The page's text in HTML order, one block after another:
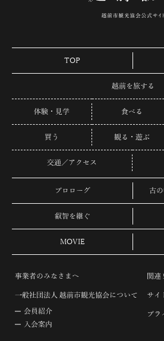
TOP
越前を旅する
体験・見学 食べる
買う 観る・遊ぶ
交通／アクセス
プロローグ 古
叡智を継ぐ
MOVIE
事業者のみなさまへ
一般社団法人 越前市観光協会について
会員紹介
入会案内
関連
サイ
プラ